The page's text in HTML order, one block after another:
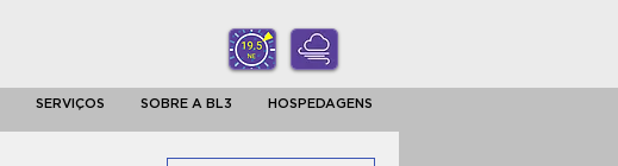
SERVIÇOS SOBRE A BL3 HOSPEDAGENS